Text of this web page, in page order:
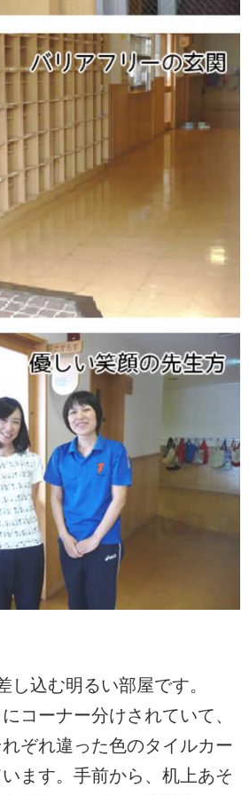
し込む明るい部屋です。
コーナー分けされていて、
ぞれ違った色のタイルカー
ます。手前から、机上あそ